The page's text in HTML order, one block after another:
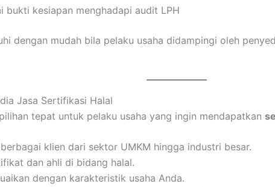
bukti kesiapan menghadapi audit LPH
dengan mudah bila pelaku usaha didampingi oleh
Jasa Sertifikasi Halal
tepat untuk pelaku usaha yang ingin mendapatkan
klien dari sektor UMKM hingga industri besar.
dan ahli di bidang halal.
dengan karakteristik usaha Anda.